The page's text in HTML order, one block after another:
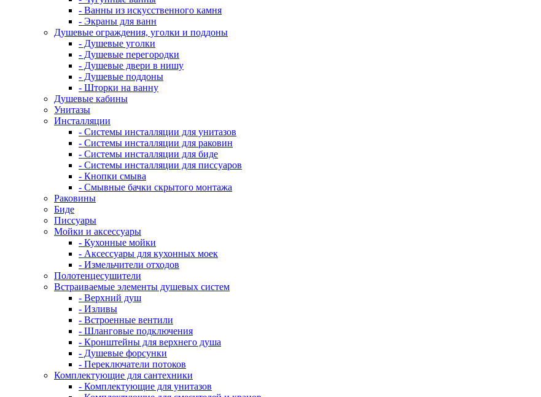
- Ванны из искусственного камня
- Экраны для ванн
Душевые ограждения, уголки и поддоны
- Душевые уголки
- Душевые перегородки
- Душевые двери в нишу
- Душевые поддоны
- Шторки на ванну
Душевые кабины
Унитазы
Инсталляции
- Системы инсталляции для унитазов
- Системы инсталляции для раковин
- Системы инсталляции для биде
- Системы инсталляции для писсуаров
- Кнопки смыва
- Смывные бачки скрытого монтажа
Раковины
Биде
Писсуары
Мойки и аксессуары
- Кухонные мойки
- Аксессуары для кухонных моек
- Измельчители отходов
Полотенцесушители
Встраиваемые элементы душевых систем
- Верхний душ
- Изливы
- Встроенные вентили
- Шланговые подключения
- Кронштейны для верхнего душа
- Душевые форсунки
- Переключатели потоков
Комплектующие для сантехники
- Комплектующие для унитазов